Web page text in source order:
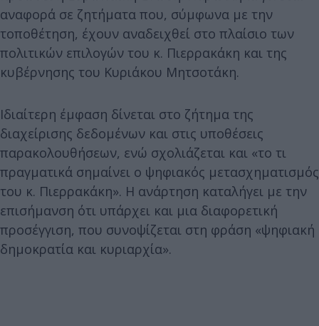
αναφορά σε ζητήματα που, σύμφωνα με την
τοποθέτηση, έχουν αναδειχθεί στο πλαίσιο των
πολιτικών επιλογών του κ. Πιερρακάκη και της
κυβέρνησης του Κυριάκου Μητσοτάκη.
Ιδιαίτερη έμφαση δίνεται στο ζήτημα της
διαχείρισης δεδομένων και στις υποθέσεις
παρακολουθήσεων, ενώ σχολιάζεται και «το τι
πραγματικά σημαίνει ο ψηφιακός μετασχηματισμός
του κ. Πιερρακάκη». Η ανάρτηση καταλήγει με την
επισήμανση ότι υπάρχει και μια διαφορετική
προσέγγιση, που συνοψίζεται στη φράση «ψηφιακή
δημοκρατία και κυριαρχία».